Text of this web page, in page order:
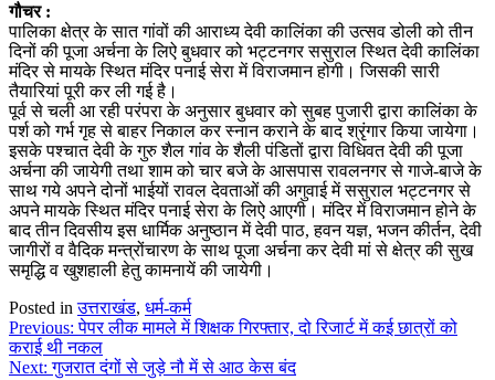
गौचर :
पालिका क्षेत्र के सात गांवों की आराध्य देवी कालिंका की उत्सव डोली को तीन
दिनों की पूजा अर्चना के लिऐ बुधवार को भट्टनगर ससुराल स्थित देवी कालिंका
मंदिर से मायके स्थित मंदिर पनाई सेरा में विराजमान होगी। जिसकी सारी
तैयारियां पूरी कर ली गई है।
पूर्व से चली आ रही परंपरा के अनुसार बुधवार को सुबह पुजारी द्वारा कालिंका के
पर्श को गर्भ गृह से बाहर निकाल कर स्नान कराने के बाद श्रृंगार किया जायेगा।
इसके पश्चात देवी के गुरु शैल गांव के शैली पंडितों द्वारा विधिवत देवी की पूजा
अर्चना की जायेगी तथा शाम को चार बजे के आसपास रावलनगर से गाजे-बाजे के
साथ गये अपने दोनों भाईयों रावल देवताओं की अगुवाई में ससुराल भट्टनगर से
अपने मायके स्थित मंदिर पनाई सेरा के लिऐ आएगी। मंदिर में विराजमान होने के
बाद तीन दिवसीय इस धार्मिक अनुष्ठान में देवी पाठ, हवन यज्ञ, भजन कीर्तन, देवी
जागीरों व वैदिक मन्त्रोंचारण के साथ पूजा अर्चना कर देवी मां से क्षेत्र की सुख
समृद्धि व खुशहाली हेतु कामनायें की जायेगी।
Posted inउत्तराखंड, धर्म-कर्म
Post
navigation
Previous: पेपर लीक मामले में शिक्षक गिरफ्तार, दो रिजार्ट में कई छात्रों को
कराई थी नकल
Next: गुजरात दंगों से जुड़े नौ में से आठ केस बंद